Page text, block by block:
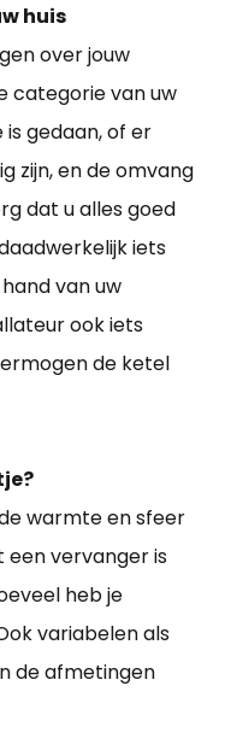
huis
over jouw
categorie van uw
is gedaan, of er
zijn, en de omvang
dat u alles goed
iets
van uw
ook iets
de ketel
warmte en sfeer
een vervanger is
heb je
variabelen als
de afmetingen